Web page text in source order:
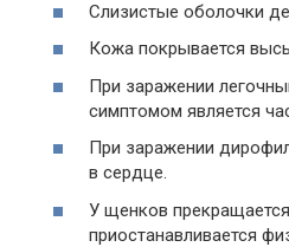
Слизистые оболочки
Кожа покрывается
При заражении
симптомом является
При заражении
в сердце.
У щенков
приостанавливается